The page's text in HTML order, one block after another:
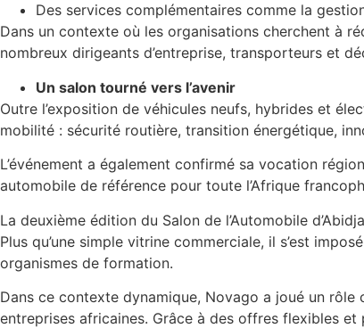
Des services complémentaires comme la
Dans un contexte où les organisations cherchent à
nombreux dirigeants d’entreprise, transporteurs et
Un salon tourné vers l’avenir
Outre l’exposition de véhicules neufs, hybrides et
mobilité : sécurité routière, transition énergétique,
L’événement a également confirmé sa vocation
automobile de référence pour toute l’Afrique
La deuxième édition du Salon de l’Automobile
Plus qu’une simple vitrine commerciale, il s’est
organismes de formation.
Dans ce contexte dynamique, Novago a joué un
entreprises africaines. Grâce à des offres flexibles